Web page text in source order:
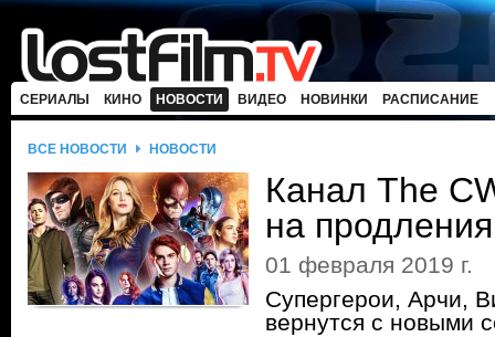
СЕРИАЛЫ КИНО НОВОСТИ ВИДЕО НОВИНКИ РАСПИСАНИЕ
ВСЕ НОВОСТИ НОВОСТИ
Канал The
на продления
01 февраля 2019 г.
Супергерои, Арчи,
вернутся с новыми